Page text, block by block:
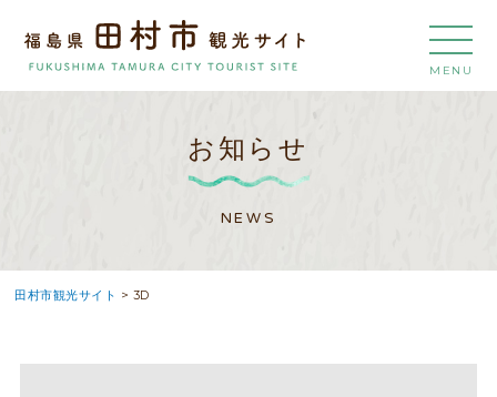
MENU
お知らせ
NEWS
田村市観光サイト > 3D